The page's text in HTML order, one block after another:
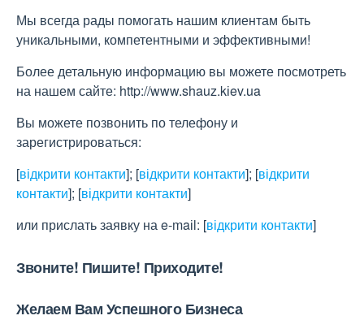
Мы всегда рады помогать нашим клиентам быть
уникальными, компетентными и эффективными!
Более детальную информацию вы можете посмотреть
на нашем сайте: http://www.shauz.kіev.ua
Вы можете позвонить по телефону и
зарегистрироваться:
[відкрити контакти]; [відкрити контакти]; [відкрити
контакти]; [відкрити контакти]
или прислать заявку на e-maіl: [відкрити контакти]
Звоните! Пишите! Приходите!
Желаем Вам Успешного Бизнеса